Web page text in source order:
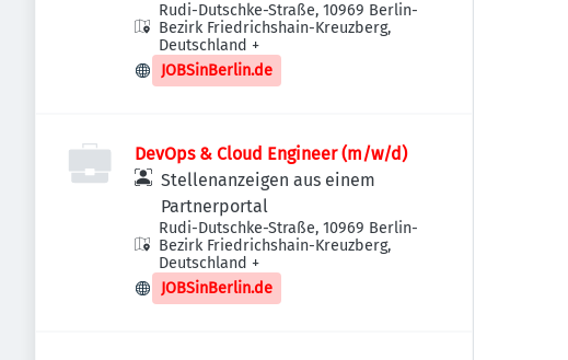
Rudi-Dutschke-Straße, 10969 Berlin-
Bezirk Friedrichshain-Kreuzberg,
Deutschland +
JOBSinBerlin.de
DevOps & Cloud Engineer (m/w/d)
Stellenanzeigen aus einem
Partnerportal
Rudi-Dutschke-Straße, 10969 Berlin-
Bezirk Friedrichshain-Kreuzberg,
Deutschland +
JOBSinBerlin.de